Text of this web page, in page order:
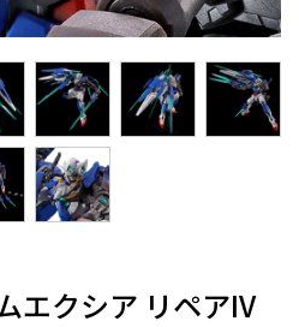
エクシア リペアIV